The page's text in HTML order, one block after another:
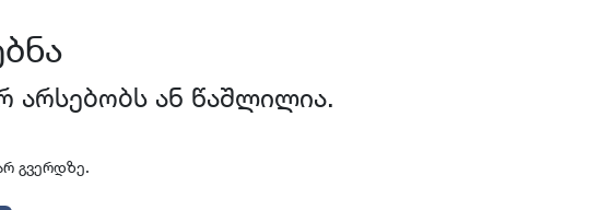
არსებობს ან წაშლილია.
გვერდზე.